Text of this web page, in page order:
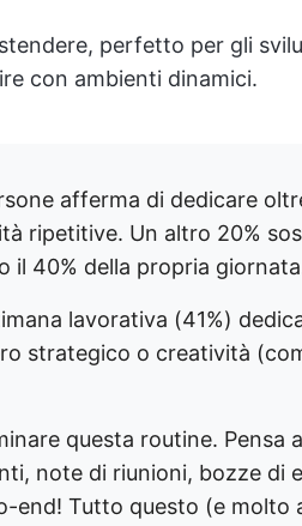
perfetto per gli
con ambienti dinamici.
afferma di dedicare
ripetitive. Un altro 20%
il 40% della propria
lavorativa (41%)
strategico o creatività
questa routine. Pensa
note di riunioni, bozze di
end! Tutto questo (e molto